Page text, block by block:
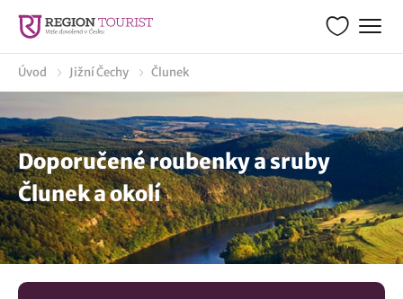
Úvod Jižní Čechy Člunek
Doporučené roubenky a sruby
Člunek a okolí